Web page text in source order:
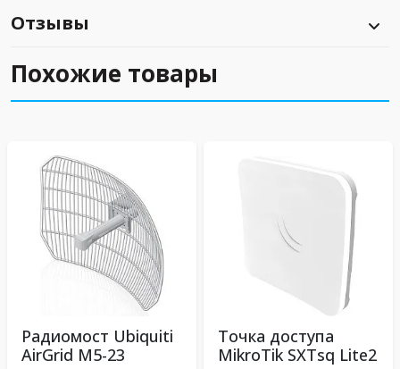
Отзывы
Похожие товары
Радиомост Ubiquiti
AirGrid M5-23
Точка доступа
MikroTik SXTsq Lite2